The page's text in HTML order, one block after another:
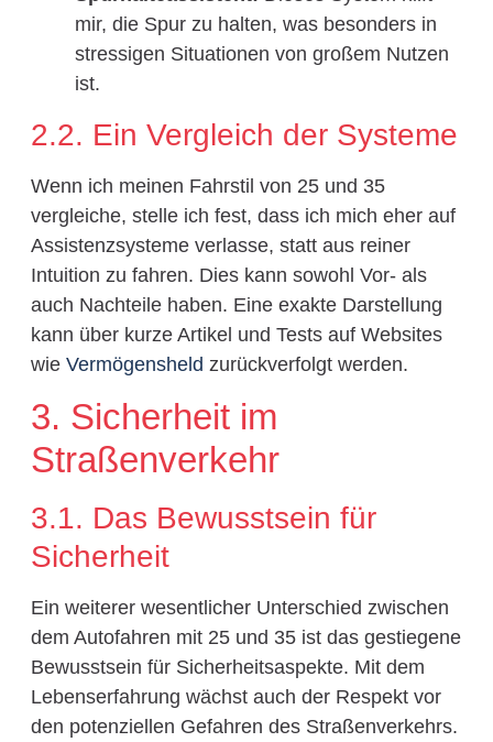
mir, die Spur zu halten, was besonders in
stressigen Situationen von großem Nutzen
ist.
2.2. Ein Vergleich der Systeme
Wenn ich meinen Fahrstil von 25 und 35
vergleiche, stelle ich fest, dass ich mich eher auf
Assistenzsysteme verlasse, statt aus reiner
Intuition zu fahren. Dies kann sowohl Vor- als
auch Nachteile haben. Eine exakte Darstellung
kann über kurze Artikel und Tests auf Websites
wie Vermögensheld zurückverfolgt werden.
3. Sicherheit im
Straßenverkehr
3.1. Das Bewusstsein für
Sicherheit
Ein weiterer wesentlicher Unterschied zwischen
dem Autofahren mit 25 und 35 ist das gestiegene
Bewusstsein für Sicherheitsaspekte. Mit dem
Lebenserfahrung wächst auch der Respekt vor
den potenziellen Gefahren des Straßenverkehrs.